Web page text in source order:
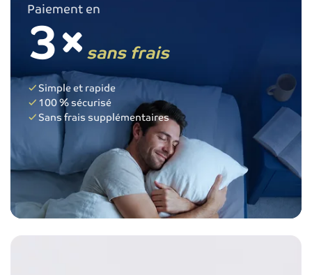
Paiement en
3× sans frais
Simple et rapide
100 % sécurisé
Sans frais supplémentaires